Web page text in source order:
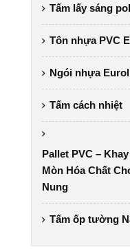
Tấm lấy sáng
Tôn nhựa PVC
Ngói nhựa
Tấm cách nhiệt
Pallet PVC –
Mòn Hóa Chất
Nung
Tấm ốp tường